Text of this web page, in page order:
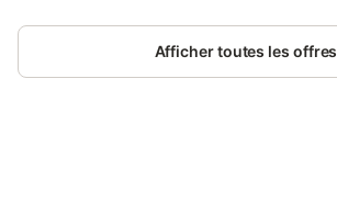
with a garden as well as free private
parking for guests who drive.Afficher toutes les offres